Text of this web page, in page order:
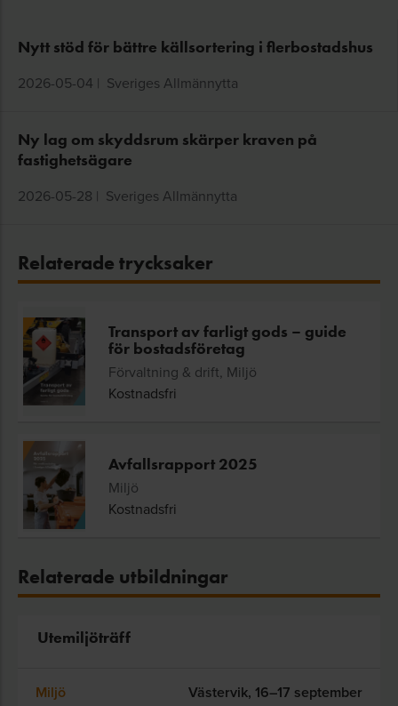
Nytt stöd för bättre källsortering i flerbostadshus
2026-05-04 | Sveriges Allmännytta
Ny lag om skyddsrum skärper kraven på
fastighetsägare
2026-05-28 | Sveriges Allmännytta
Relaterade trycksaker
Transport av farligt gods – guide
för bostadsföretag
Förvaltning & drift, Miljö
Kostnadsfri
Avfallsrapport 2025
Miljö
Kostnadsfri
Relaterade utbildningar
Utemiljöträff
Miljö Västervik, 16–17 september